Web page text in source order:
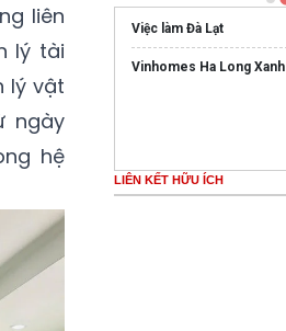
liên
lý tài
lý vật
ngày
hệ
Việc làm Đà Lạt
Vinhomes Ha Long Xanh
LIÊN KẾT HỮU ÍCH